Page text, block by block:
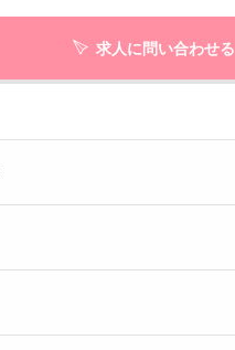
求人に問い合わせる